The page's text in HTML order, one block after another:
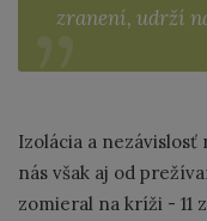
zranení, udrží
Izolácia a
nás však aj od
zomieral na kríži - 11